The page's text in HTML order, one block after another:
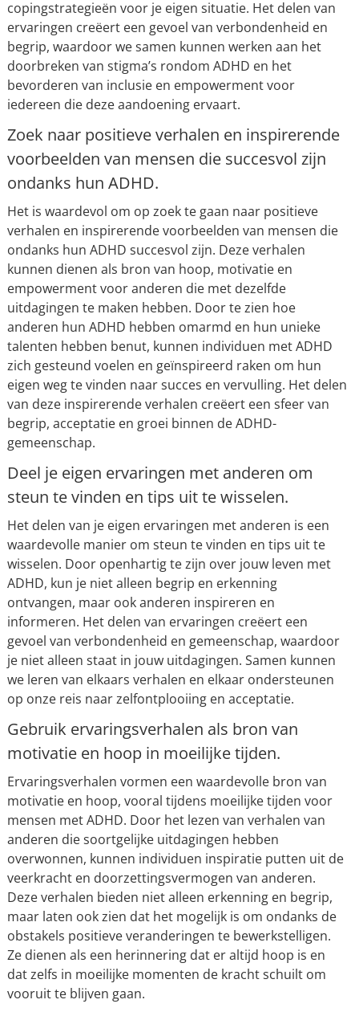
copingstrategieën voor je eigen situatie. Het delen van
ervaringen creëert een gevoel van verbondenheid en
begrip, waardoor we samen kunnen werken aan het
doorbreken van stigma’s rondom ADHD en het
bevorderen van inclusie en empowerment voor
iedereen die deze aandoening ervaart.
Zoek naar positieve verhalen en inspirerende
voorbeelden van mensen die succesvol zijn
ondanks hun ADHD.
Het is waardevol om op zoek te gaan naar positieve
verhalen en inspirerende voorbeelden van mensen die
ondanks hun ADHD succesvol zijn. Deze verhalen
kunnen dienen als bron van hoop, motivatie en
empowerment voor anderen die met dezelfde
uitdagingen te maken hebben. Door te zien hoe
anderen hun ADHD hebben omarmd en hun unieke
talenten hebben benut, kunnen individuen met ADHD
zich gesteund voelen en geïnspireerd raken om hun
eigen weg te vinden naar succes en vervulling. Het delen
van deze inspirerende verhalen creëert een sfeer van
begrip, acceptatie en groei binnen de ADHD-
gemeenschap.
Deel je eigen ervaringen met anderen om
steun te vinden en tips uit te wisselen.
Het delen van je eigen ervaringen met anderen is een
waardevolle manier om steun te vinden en tips uit te
wisselen. Door openhartig te zijn over jouw leven met
ADHD, kun je niet alleen begrip en erkenning
ontvangen, maar ook anderen inspireren en
informeren. Het delen van ervaringen creëert een
gevoel van verbondenheid en gemeenschap, waardoor
je niet alleen staat in jouw uitdagingen. Samen kunnen
we leren van elkaars verhalen en elkaar ondersteunen
op onze reis naar zelfontplooiing en acceptatie.
Gebruik ervaringsverhalen als bron van
motivatie en hoop in moeilijke tijden.
Ervaringsverhalen vormen een waardevolle bron van
motivatie en hoop, vooral tijdens moeilijke tijden voor
mensen met ADHD. Door het lezen van verhalen van
anderen die soortgelijke uitdagingen hebben
overwonnen, kunnen individuen inspiratie putten uit de
veerkracht en doorzettingsvermogen van anderen.
Deze verhalen bieden niet alleen erkenning en begrip,
maar laten ook zien dat het mogelijk is om ondanks de
obstakels positieve veranderingen te bewerkstelligen.
Ze dienen als een herinnering dat er altijd hoop is en
dat zelfs in moeilijke momenten de kracht schuilt om
vooruit te blijven gaan.